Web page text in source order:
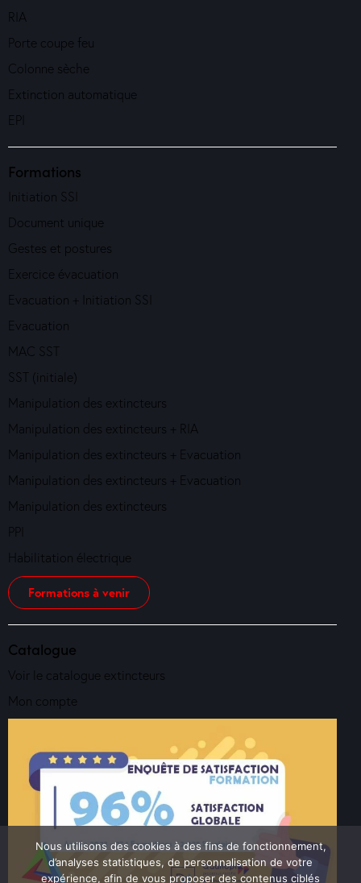
RIA
Porte coupe feu
Colonne sèche
Extinction automatique
EPI
Formations
Initiation SSI
Document unique
Gestes et postures
Exercice évacuation
Evacuation + Initiation SSI
Evacuation
MAC SST
SST (initiale)
Manipulation des extincteurs
Manipulation des extincteurs + RIA
Manipulation des extincteurs + Evacuation
Manipulation des extincteurs + Evacuation
Manipulation des extincteurs
PPI
Habilitation électrique
Formations à venir
Catalogue
Voir le catalogue extincteurs
Mon compte
Nous utilisons des cookies à des fins de fonctionnement,
d’analyses statistiques, de personnalisation de votre
expérience, afin de vous proposer des contenus ciblés